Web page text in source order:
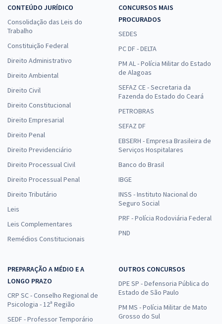
CONTEÚDO JURÍDICO
Consolidação das Leis do
Trabalho
Constituição Federal
Direito Administrativo
Direito Ambiental
Direito Civil
Direito Constitucional
Direito Empresarial
Direito Penal
Direito Previdenciário
Direito Processual Civil
Direito Processual Penal
Direito Tributário
Leis
Leis Complementares
Remédios Constitucionais
CONCURSOS MAIS
PROCURADOS
SEDES
PC DF - DELTA
PM AL - Polícia Militar do Estado
de Alagoas
SEFAZ CE - Secretaria da
Fazenda do Estado do Ceará
PETROBRAS
SEFAZ DF
EBSERH - Empresa Brasileira de
Serviços Hospitalares
Banco do Brasil
IBGE
INSS - Instituto Nacional do
Seguro Social
PRF - Polícia Rodoviária Federal
PND
PREPARAÇÃO A MÉDIO E A
LONGO PRAZO
CRP SC - Conselho Regional de
Psicologia - 12ª Região
SEDF - Professor Temporário
OUTROS CONCURSOS
DPE SP - Defensoria Pública do
Estado de São Paulo
PM MS - Polícia Militar de Mato
Grosso do Sul